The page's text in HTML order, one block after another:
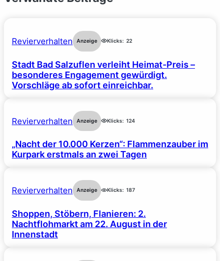
Revierverhalten Anzeige Klicks: 22
Stadt Bad Salzuflen verleiht Heimat-Preis –
besonderes Engagement gewürdigt.
Vorschläge ab sofort einreichbar.
Revierverhalten Anzeige Klicks: 124
„Nacht der 10.000 Kerzen“: Flammenzauber im
Kurpark erstmals an zwei Tagen
Revierverhalten Anzeige Klicks: 187
Shoppen, Stöbern, Flanieren: 2.
Nachtflohmarkt am 22. August in der
Innenstadt